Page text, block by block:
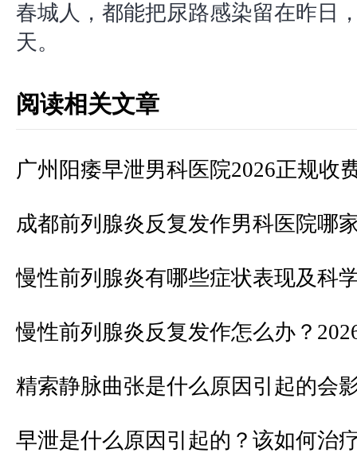
春城人，都能把尿路感染留在昨日
天。
阅读相关文章
广州阳痿早泄男科医院2026正规收
成都前列腺炎反复发作男科医院哪
慢性前列腺炎有哪些症状表现及科
慢性前列腺炎反复发作怎么办？
精索静脉曲张是什么原因引起的会
早泄是什么原因引起的？该如何治